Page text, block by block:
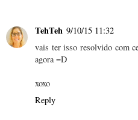
TehTeh 9/10/15 11:32
vais ter isso resolvido com
agora =D
xoxo
Reply